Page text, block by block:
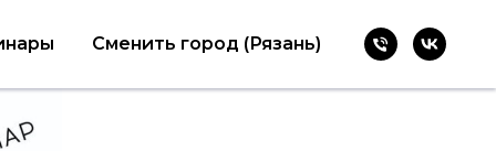
Сменить город (Рязань)